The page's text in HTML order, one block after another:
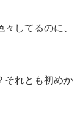
してるのに、
それとも初めか